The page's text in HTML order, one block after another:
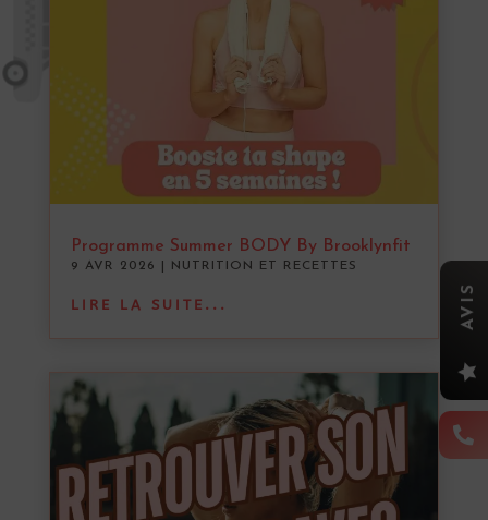
Programme Summer BODY By Brooklynfit
9 AVR 2026 NUTRITION ET RECETTES
LIRE LA SUITE...


AVIS